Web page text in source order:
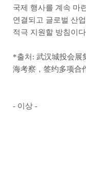
국제 행사를 계속 마
연결되고 글로벌 산
적극 지원할 방침이
*출처: 武汉城投会展
海考察，签约多项合
- 이상 -